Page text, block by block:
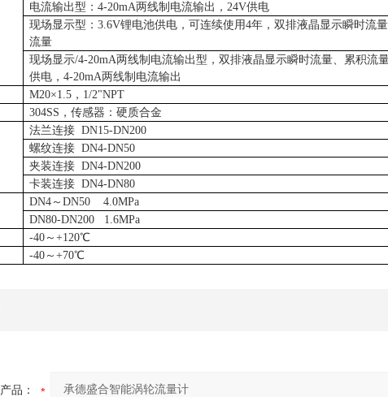
电流输出型 ： 4-20mA两线制电流输出，24V供电
现场显示型 ： 3.6V锂电池供电，可连续使用4年，双排液晶显示瞬时流
流量
现场显示/4-20mA两线制电流输出型，双排液晶显示瞬时流量、累积流
供电，4-20mA两线制电流输出
M20×1.5，1/2"NPT
304SS，传感器：硬质合金
法兰连接 DN15-DN200
螺纹连接 DN4-DN50
夹装连接 DN4-DN200
卡装连接 DN4-DN80
DN4～DN50 4.0MPa
DN80-DN200 1.6MPa
-40～+120℃
-40～+70℃
产品：